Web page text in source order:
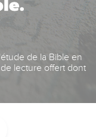
de la Bible en
lecture offert dont